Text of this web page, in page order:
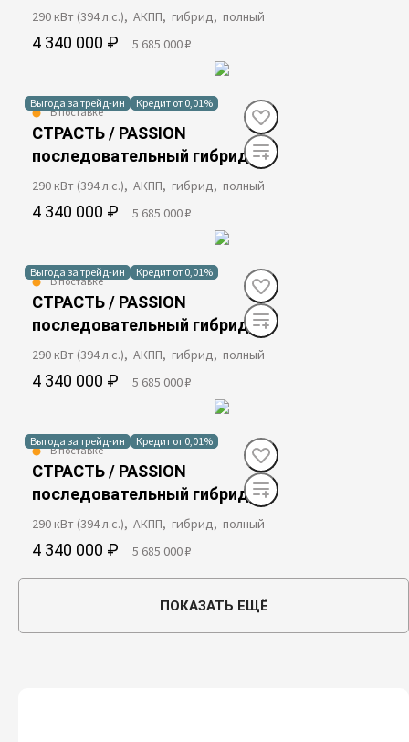
290 кВт (394 л.с.), АКПП, гибрид, полный
4 340 000 ₽ 5 685 000 ₽
Выгода за трейд-ин Кредит от 0,01%
В поставке
СТРАСТЬ / PASSION
последовательный гибрид
290 кВт (394 л.с.), АКПП, гибрид, полный
4 340 000 ₽ 5 685 000 ₽
Выгода за трейд-ин Кредит от 0,01%
В поставке
СТРАСТЬ / PASSION
последовательный гибрид
290 кВт (394 л.с.), АКПП, гибрид, полный
4 340 000 ₽ 5 685 000 ₽
Выгода за трейд-ин Кредит от 0,01%
В поставке
СТРАСТЬ / PASSION
последовательный гибрид
290 кВт (394 л.с.), АКПП, гибрид, полный
4 340 000 ₽ 5 685 000 ₽
ПОКАЗАТЬ ЕЩЁ